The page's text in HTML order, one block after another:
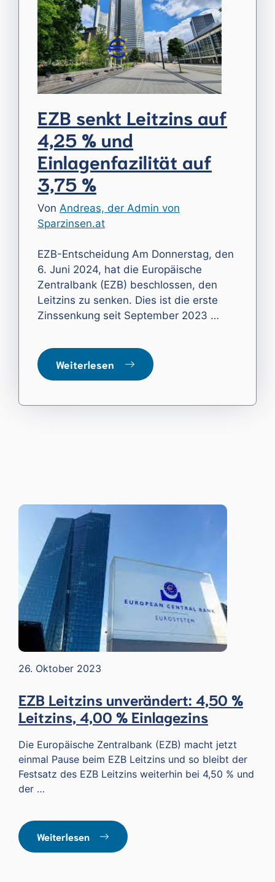
EZB senkt Leitzins auf
4,25 % und
Einlagenfazilität auf
3,75 %
Von Andreas, der Admin von
Sparzinsen.at
EZB-Entscheidung Am Donnerstag, den
6. Juni 2024, hat die Europäische
Zentralbank (EZB) beschlossen, den
Leitzins zu senken. Dies ist die erste
Zinssenkung seit September 2023 …
Weiterlesen
26. Oktober 2023
EZB Leitzins unverändert: 4,50 %
Leitzins, 4,00 % Einlagezins
Die Europäische Zentralbank (EZB) macht jetzt
einmal Pause beim EZB Leitzins und so bleibt der
Festsatz des EZB Leitzins weiterhin bei 4,50 % und
der …
Weiterlesen